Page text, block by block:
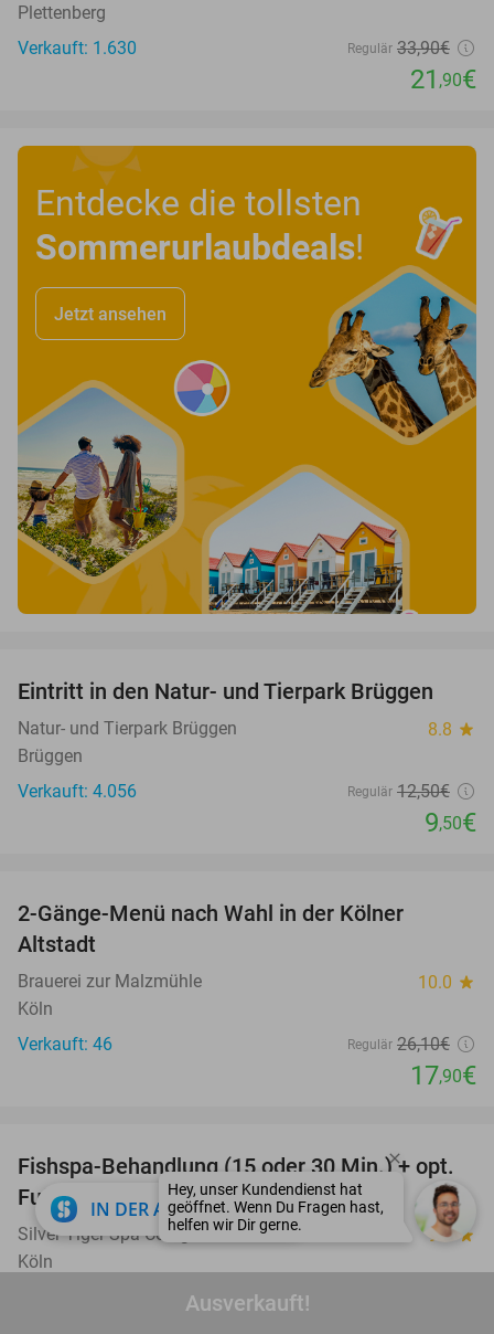
Ausverkauft!
Plettenberg
Verkauft: 1.630
Regulär 33,90€
21 ,90€
Entdecke die tollsten
Sommerurlaubdeals!
Jetzt ansehen
24%
Eintritt in den Natur- und Tierpark Brüggen
Natur- und Tierpark Brüggen 8.8 star
Brüggen
Verkauft: 4.056
Regulär 12,50€
9,50€
2-Gänge-Menü nach Wahl in der Kölner
Altstadt
Brauerei zur Malzmühle 10.0 star
Köln
Verkauft: 46
Regulär 26,10€
17,90€
36%
Fishspa-Behandlung (15 oder 30 Min.) + opt.
Fußmassage (30 Min.) in Köln
Silver Tiger Spa Cologne 9.5 star
Köln
IN DER APP ÖFFNEN close